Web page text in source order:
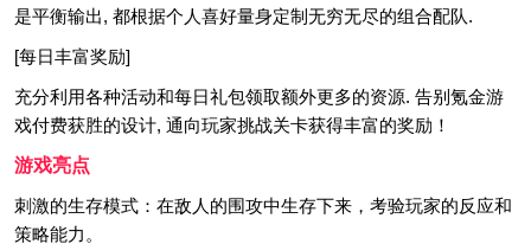
是平衡输出, 都根据个人喜好量身定制无穷无尽的组合配队.
[每日丰富奖励]
充分利用各种活动和每日礼包领取额外更多的资源. 告别氪金游
戏付费获胜的设计, 通向玩家挑战关卡获得丰富的奖励！
游戏亮点
刺激的生存模式：在敌人的围攻中生存下来，考验玩家的反应和
策略能力。